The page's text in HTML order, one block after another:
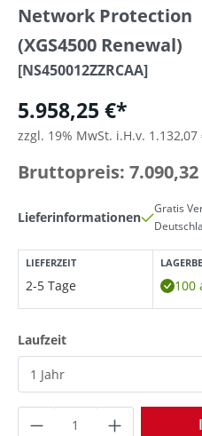
Network Protection
(XGS4500 Renewal)
[NS450012ZZRCAA]
5.958,25 €*
zzgl. 19% MwSt. i.H.v. 1.132,07
Bruttopreis: 7.090,32
Lieferinformationen
Gratis
LIEFERZEIT
2-5 Tage 100
Laufzeitauswählen
Produkt Anzahl: